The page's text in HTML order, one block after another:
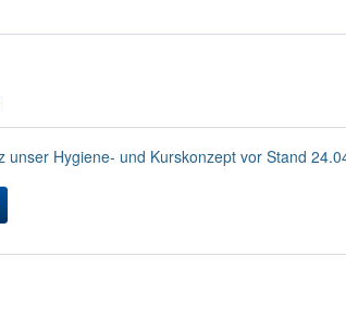
unser Hygiene- und Kurskonzept vor Stand